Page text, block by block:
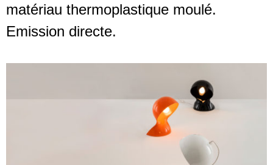
matériau thermoplastique moulé.
Emission directe.